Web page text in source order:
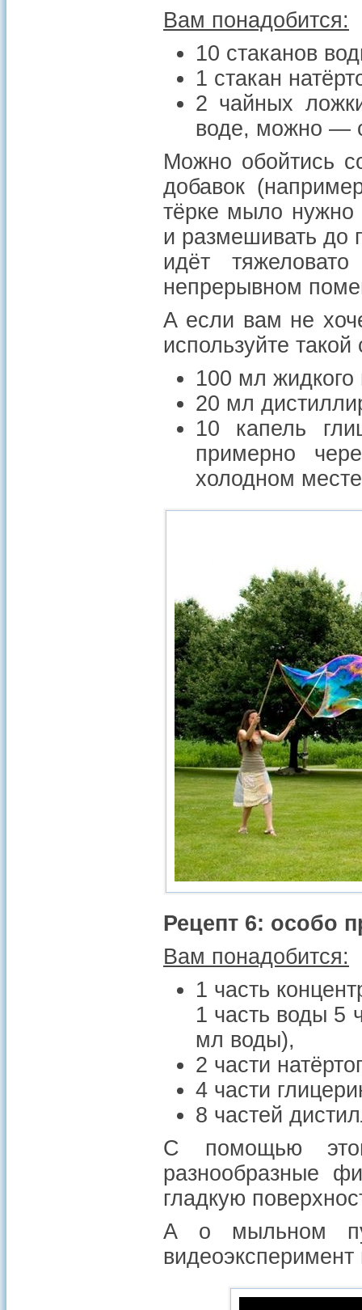
Вам понадобится:
10 стаканов
1 стакан
2 чайных
воде, можно —
Можно обойтись
добавок
тёрке мыло нужно
и размешивать до
идёт
непрерывном
А если вам не
используйте такой
100 мл
20 мл
10 капель
примерно
холодном
Рецепт 6: особо
Вам понадобится:
1 часть
1 часть воды 5
мл воды),
2 части
4 части
8 частей
С помощью
разнообразные
гладкую
А о мыльном